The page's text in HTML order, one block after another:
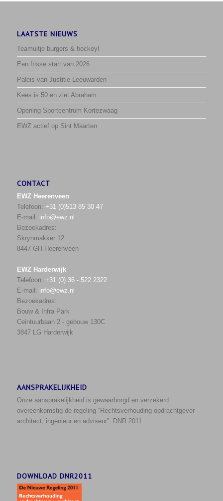
LAATSTE NIEUWS
Teamuitje burgers & hockey!
Een frisse start van 2026
Paleis van Justitie Leeuwarden
Kees is 50 en ziet Abraham
Opening Sportcentrum Kortezwaag
EWZ actief op Sint Maarten
CONTACT
EWZ Heerenveen
Telefoon: +31 (0)513 85 30 47
E-mail: info@ewz.nl
Bezoekadres:
Skrynmakker 12
8447 GH Heerenveen
EWZ Harderwijk
Telefoon: +31 (0) 36 - 522 2322
E-mail: info@ewz.nl
Bezoekadres:
Bouw & Infra Park
Ceintuurbaan 2 - gebouw 130C
3847 LG Harderwijk
AANSPRAKELIJKHEID
Onze aansprakelijkheid is gewaarborgd en verzekerd
overeenkomstig de regeling “Rechtsverhouding opdrachtgever
architect, ingenieur en adviseur”, DNR 2011.
DOWNLOAD DNR2011